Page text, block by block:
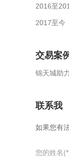
2016至
2017至
交易案
锦天城助
联系我
如果您有
您的姓名